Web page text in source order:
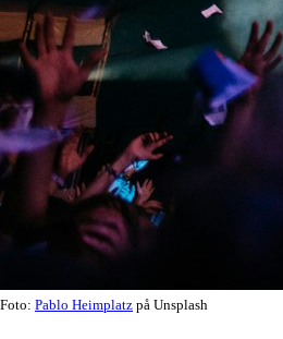
Foto: Pablo Heimplatz på Unsplash